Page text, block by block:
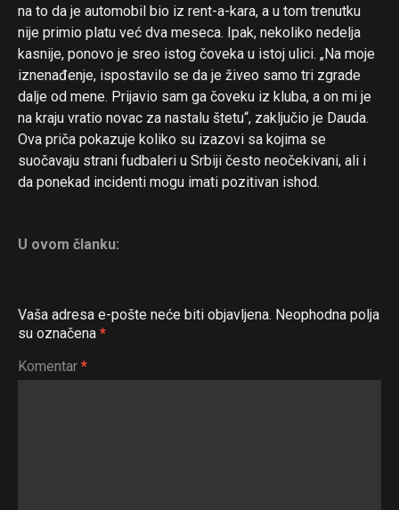
na to da je automobil bio iz rent-a-kara, a u tom trenutku
nije primio platu već dva meseca. Ipak, nekoliko nedelja
kasnije, ponovo je sreo istog čoveka u istoj ulici. „Na moje
iznenađenje, ispostavilo se da je živeo samo tri zgrade
dalje od mene. Prijavio sam ga čoveku iz kluba, a on mi je
na kraju vratio novac za nastalu štetu“, zaključio je Dauda.
Ova priča pokazuje koliko su izazovi sa kojima se
suočavaju strani fudbaleri u Srbiji često neočekivani, ali i
da ponekad incidenti mogu imati pozitivan ishod.
U ovom članku:
Vaša adresa e-pošte neće biti objavljena. Neophodna polja
su označena *
Komentar *
Email